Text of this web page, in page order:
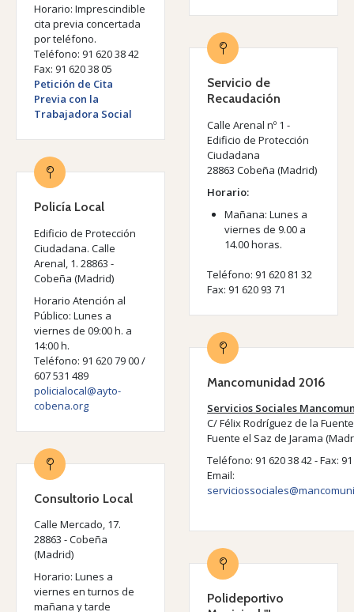
Horario: Imprescindible
cita previa concertada
por teléfono.
Teléfono: 91 620 38 42
Fax: 91 620 38 05
Petición de Cita
Previa con la
Trabajadora Social
Policía Local
Edificio de Protección
Ciudadana. Calle
Arenal, 1. 28863 -
Cobeña (Madrid)
Horario Atención al
Público: Lunes a
viernes de 09:00 h. a
14:00 h.
Teléfono: 91 620 79 00 /
607 531 489
policialocal@ayto-
cobena.org
Consultorio Local
Calle Mercado, 17.
28863 - Cobeña
(Madrid)
Horario: Lunes a
viernes en turnos de
mañana y tarde
Servicio de
Recaudación
Calle Arenal nº 1 -
Edificio de Protección
Ciudadana
28863 Cobeña (Madrid)
Horario:
Mañana: Lunes a
viernes de 9.00 a
14.00 horas.
Teléfono: 91 620 81 32
Fax: 91 620 93 71
Mancomunidad 2016
Servicios Sociales
C/ Félix Rodríguez de la
Fuente el Saz de Jarama
Teléfono: 91 620 38 42 - Fax:
Email:
Polideportivo